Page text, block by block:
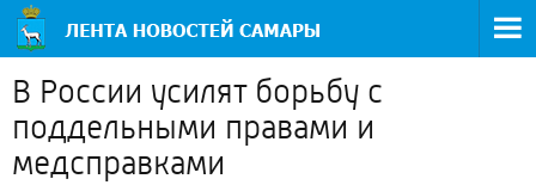
В России усилят борьбу с
поддельными правами и
медсправками